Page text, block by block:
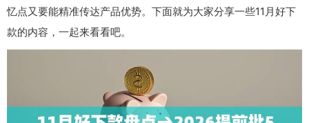
忆点又要能精准传达产品优势。下面就为大家分享一些11月好下
款的内容，一起来看看吧。